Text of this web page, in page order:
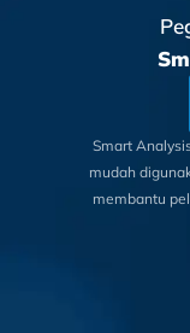
Smart
mudah
membantu